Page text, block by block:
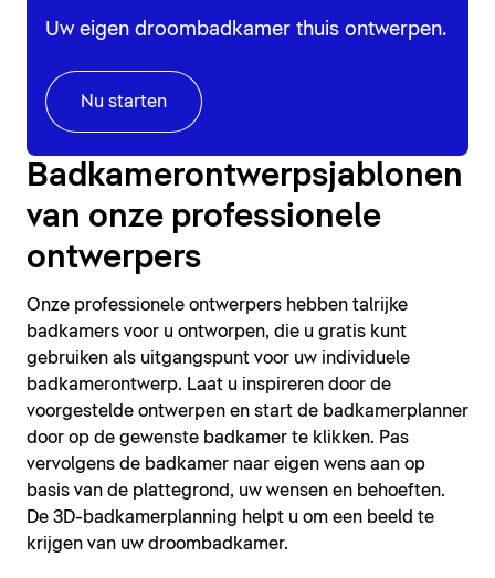
Uw eigen droombadkamer thuis ontwerpen.
Nu starten
Badkamerontwerpsjablonen
van onze professionele
ontwerpers
Onze professionele ontwerpers hebben talrijke
badkamers voor u ontworpen, die u gratis kunt
gebruiken als uitgangspunt voor uw individuele
badkamerontwerp. Laat u inspireren door de
voorgestelde ontwerpen en start de badkamerplanner
door op de gewenste badkamer te klikken. Pas
vervolgens de badkamer naar eigen wens aan op
basis van de plattegrond, uw wensen en behoeften.
De 3D-badkamerplanning helpt u om een beeld te
krijgen van uw droombadkamer.